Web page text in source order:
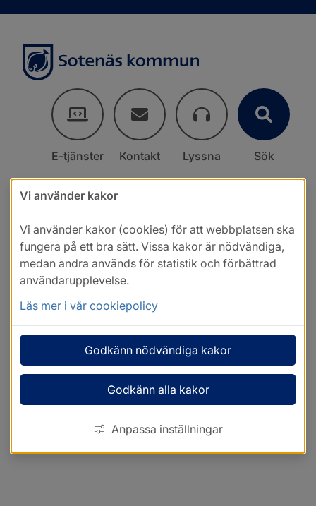
E-tjänster Kontakt Lyssna Sök
Vi använder kakor
Vi använder kakor (cookies) för att webbplatsen ska
fungera på ett bra sätt. Vissa kakor är nödvändiga,
medan andra används för statistik och förbättrad
användarupplevelse.
Läs mer i vår cookiepolicy
Godkänn nödvändiga kakor
Godkänn alla kakor
Anpassa inställningar